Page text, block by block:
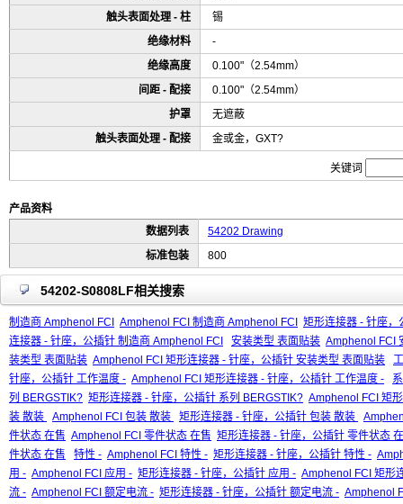
触头表面处理 - 柱
锡
绝缘材料
-
绝缘高度
0.100"（2.54mm）
间距 - 配接
0.100"（2.54mm）
护罩
无遮蔽
触头表面处理 - 配接
金或金，GXT?
关键词
产品资料
数据列表
54202 Drawing
标准包装
800
54202-S0808LF相关搜索
制造商 Amphenol FCI Amphenol FCI 制造商 Amphenol FCI
矩形连接器 - 针座
连接器 - 针座，公插针 制造商 Amphenol FCI
安装类型 表面贴装 Amphenol FCI
装类型 表面贴装 Amphenol FCI 矩形连接器 - 针座，公插针 安装类型 表面贴装
针座，公插针 工作温度 - Amphenol FCI 矩形连接器 - 针座，公插针 工作温度 -
列 BERGSTIK? 矩形连接器 - 针座，公插针 系列 BERGSTIK? Amphenol FCI 矩
装 散装
Amphenol FCI 包装 散装 矩形连接器 - 针座，公插针 包装 散装
件状态 在售 Amphenol FCI 零件状态 在售 矩形连接器 - 针座，公插针 零件状态
件状态 在售
特性 - Amphenol FCI 特性 - 矩形连接器 - 针座，公插针 特性 -
用 - Amphenol FCI 应用 - 矩形连接器 - 针座，公插针 应用 - Amphenol FCI 矩形
流 - Amphenol FCI 额定电流 - 矩形连接器 - 针座，公插针 额定电流 - Amphenol